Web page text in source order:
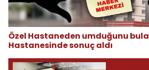
Özel Hastaneden umduğunu
Hastanesinde sonuç aldı